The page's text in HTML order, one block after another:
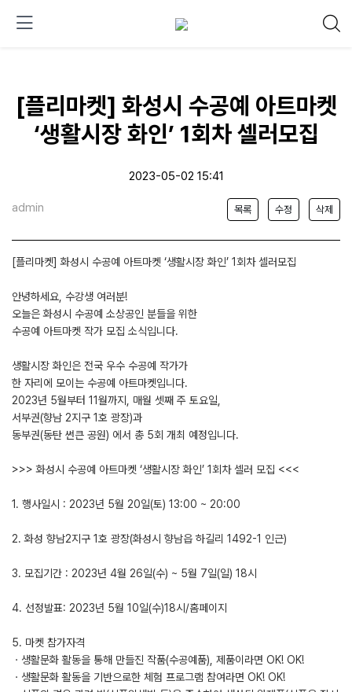
[플리마켓] 화성시 수공예 아트마켓
‘생활시장 화인’ 1회차 셀러모집
2023-05-02 15:41
admin 목록 수정 삭제
[플리마켓] 화성시 수공예 아트마켓 ‘생활시장 화인’ 1회차 셀러모집
안녕하세요, 수강생 여러분!
오늘은 화성시 수공예 소상공인 분들을 위한
수공예 아트마켓 작가 모집 소식입니다.
생활시장 화인은 전국 우수 수공예 작가가
한 자리에 모이는 수공예 아트마켓입니다.
2023년 5월부터 11월까지, 매월 셋째 주 토요일,
서부권(향남 2지구 1호 광장)과
동부권(동탄 썬큰 공원) 에서 총 5회 개최 예정입니다.
>>> 화성시 수공예 아트마켓 ‘생활시장 화인’ 1회차 셀러 모집 <<<
1. 행사일시 : 2023년 5월 20일(토) 13:00 ~ 20:00
2. 화성 향남2지구 1호 광장(화성시 향남읍 하길리 1492-1 인근)
3. 모집기간 : 2023년 4월 26일(수) ~ 5월 7일(일) 18시
4. 선정발표: 2023년 5월 10일(수)18시/홈페이지
5. 마켓 참가자격
ㆍ생활문화 활동을 통해 만들진 작품(수공예품), 제품이라면 OK! OK!
ㆍ생활문화 활동을 기반으로한 체험 프로그램 참여라면 OK! OK!